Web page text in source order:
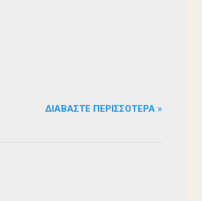
ΔΙΑΒΆΣΤΕ ΠΕΡΙΣΣΌΤΕΡΑ »